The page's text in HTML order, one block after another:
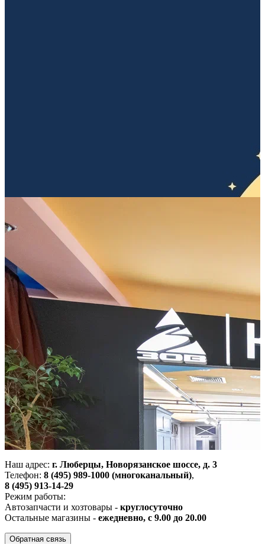
Ангстрем
Фабрика мебели: гостиные, спальни, прихожие, мебель на
заказ
Наш адрес: г. Люберцы, Новорязанское шоссе, д. 3
Телефон: 8 (495) 989-1000 (многоканальный),
8 (495) 913-14-29
Режим работы:
Автозапчасти и хозтовары - круглосуточно
Остальные магазины - ежедневно, с 9.00 до 20.00
Обратная связь